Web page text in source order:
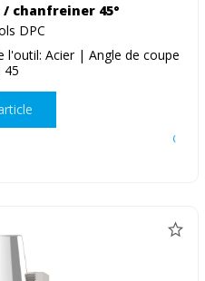
chanfreiner 45°
DPC
l'outil: Acier | Angle de coupe
45